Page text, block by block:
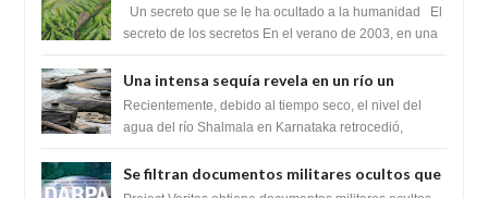
cambiaría por completo el destino de la
humanidad
Un secreto que se le ha ocultado a la humanidad El
secreto de los secretos En el verano de 2003, en una
Una intensa sequía revela en un río un
impresionante hallazgo de miles de Shiva
Lingas
Recientemente, debido al tiempo seco, el nivel del
agua del río Shalmala en Karnataka retrocedió,
Se filtran documentos militares ocultos que